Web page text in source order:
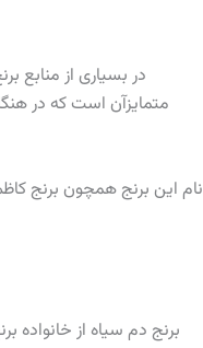
در بسیاری از منابع
متمایزآن است که در
نام این برنج همچون برنج
برنج دم سیاه از خانواده